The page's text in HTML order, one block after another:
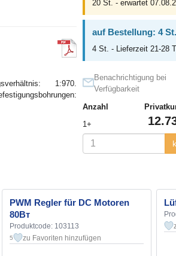
1:970.
20 St. - erwartet
auf Bestellung: 4 St.
4 St. - Lieferzeit 21-28
Benachrichtigung bei
Verfügbarkeit
Anzahl
1+
PWM Regler für DC Motoren
80Вт
Produktcode: 103113
5 zu Favoriten hinzufügen